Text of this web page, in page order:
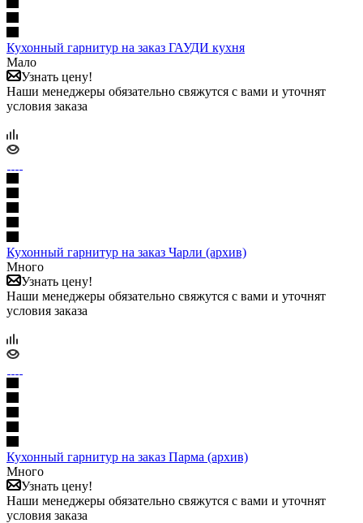
Кухонный гарнитур на заказ ГАУДИ кухня
Мало
Узнать цену!
Наши менеджеры обязательно свяжутся с вами и уточнят
условия заказа
Кухонный гарнитур на заказ Чарли (архив)
Много
Узнать цену!
Наши менеджеры обязательно свяжутся с вами и уточнят
условия заказа
Кухонный гарнитур на заказ Парма (архив)
Много
Узнать цену!
Наши менеджеры обязательно свяжутся с вами и уточнят
условия заказа